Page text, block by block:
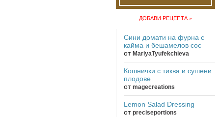
ДОБАВИ РЕЦЕПТА »
Сини домати на фурна с
кайма и бешамелов сос
от MariyaTyufekchieva
Кошнички с тиква и сушени
плодове
от magecreations
Lemon Salad Dressing
от preciseportions